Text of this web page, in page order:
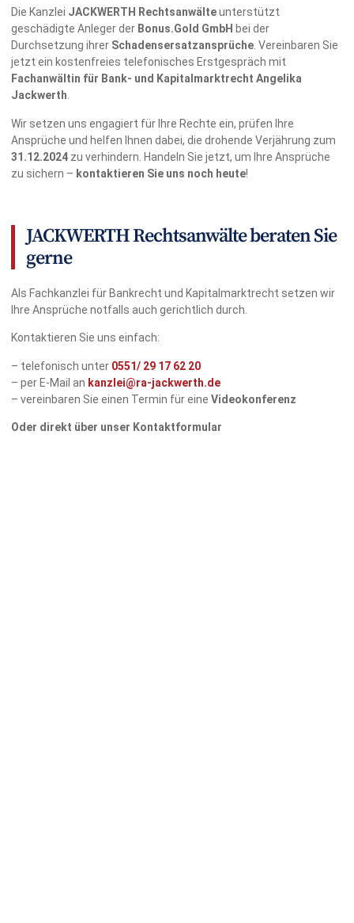
Die Kanzlei JACKWERTH Rechtsanwälteunterstützt
geschädigte Anleger der Bonus.Gold GmbH bei der
Durchsetzung ihrer Schadensersatzansprüche. Vereinbaren Sie
jetzt ein kostenfreies telefonisches Erstgespräch mit
Fachanwältin für Bank- und Kapitalmarktrecht Angelika
Jackwerth.
Wir setzen uns engagiert für Ihre Rechte ein, prüfen Ihre
Ansprüche und helfen Ihnen dabei, die drohende Verjährung zum
31.12.2024 zu verhindern. Handeln Sie jetzt, um Ihre Ansprüche
zu sichern – kontaktieren Sie uns noch heute!
JACKWERTH Rechtsanwälte beraten Sie
gerne
Als Fachkanzlei für Bankrecht und Kapitalmarktrecht setzen wir
Ihre Ansprüche notfalls auch gerichtlich durch.
Kontaktieren Sie uns einfach:
– telefonisch unter 0551/ 29 17 62 20
– per E-Mail an kanzlei@ra-jackwerth.de
– vereinbaren Sie einen Termin für eine Videokonferenz
Oder direkt über unser Kontaktformular